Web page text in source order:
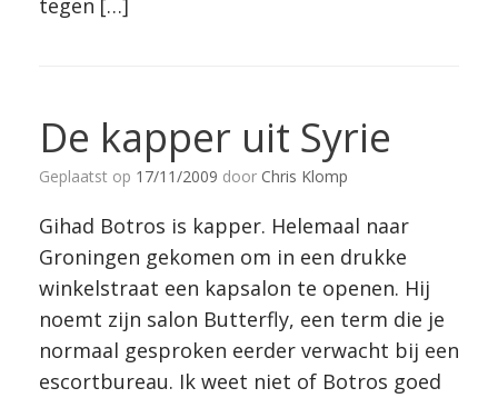
tegen […]
De kapper uit Syrie
Geplaatst op 17/11/2009 door Chris Klomp
Gihad Botros is kapper. Helemaal naar
Groningen gekomen om in een drukke
winkelstraat een kapsalon te openen. Hij
noemt zijn salon Butterfly, een term die je
normaal gesproken eerder verwacht bij een
escortbureau. Ik weet niet of Botros goed